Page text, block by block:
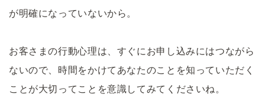
が明確になっていないから。
お客さまの行動心理は、すぐにお申し込みにはつながら
ないので、時間をかけてあなたのことを知っていただく
ことが大切ってことを意識してみてくださいね。